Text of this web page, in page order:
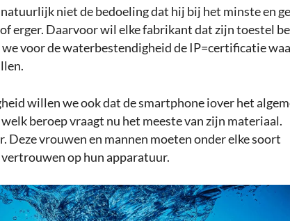
natuurlijk niet de bedoeling dat hij bij het minste en
erger. Daarvoor wil elke fabrikant dat zijn toestel
voor de waterbestendigheid de IP=certificatie
willen we ook dat de smartphone iover het
beroep vraagt nu het meeste van zijn materiaal.
Deze vrouwen en mannen moeten onder elke soort
op hun apparatuur.